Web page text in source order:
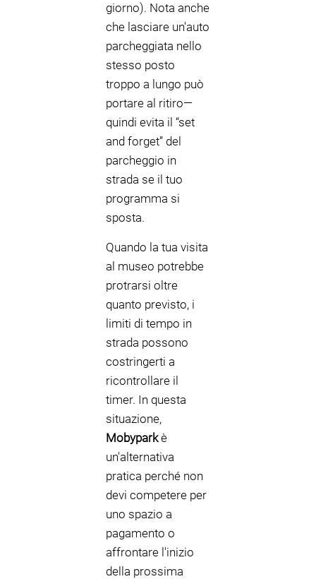
giorno). Nota anche
che lasciare un'auto
parcheggiata nello
stesso posto
troppo a lungo può
portare al ritiro—
quindi evita il “set
and forget” del
parcheggio in
strada se il tuo
programma si
sposta.
Quando la tua visita
al museo potrebbe
protrarsi oltre
quanto previsto, i
limiti di tempo in
strada possono
costringerti a
ricontrollare il
timer. In questa
situazione,
Mobyparkè
un'alternativa
pratica perché non
devi competere per
uno spazio a
pagamento o
affrontare l'inizio
della prossima